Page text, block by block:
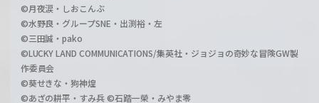
©月夜涙・しおこんぶ
©水野良・グループSNE・出渕裕・左
©三田誠・pako
©LUCKY LAND COMMUNICATIONS/集英社・ジョジョの奇妙な冒険GW製
作委員会
©葵せきな・狗神煌
©あざの耕平・すみ兵 ©石踏一榮・みやま零